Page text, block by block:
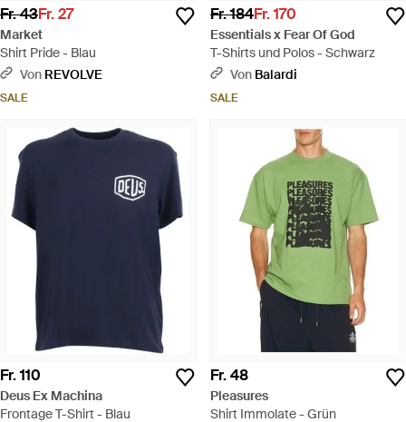
Fr. 43Fr. 27
Market
Shirt Pride - Blau
Von REVOLVE
SALE
Fr. 184Fr. 170
Essentials x Fear Of God
T-Shirts und Polos - Schwarz
Von Balardi
SALE
Fr. 110
Deus Ex Machina
Frontage T-Shirt - Blau
Fr. 48
Pleasures
Shirt Immolate - Grün